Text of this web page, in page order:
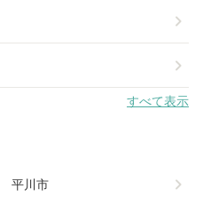
chevron_right
chevron_right
すべて表示
平川市 chevron_right